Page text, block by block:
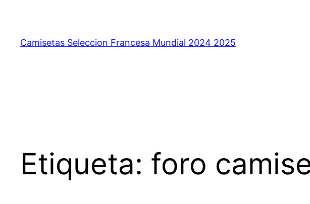
contenido
Camisetas Seleccion Francesa Mundial 2024 2025
Etiqueta: foro